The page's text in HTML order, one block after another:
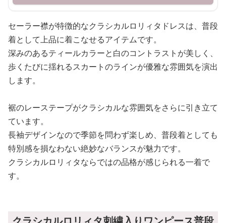
セーラー襟が特徴的なクラシカルロリィタドレスは、普段
着として上品に着こなせるアイテムです。
深みのあるティールカラーと白のコントラストが美しく、
歩くたびに揺れるスカートのラインが優雅な雰囲気を演出
します。
裾のレーステープがクラシカルな雰囲気をさらに引き立て
ています。
長袖デザインなので季節を問わず楽しめ、普段着としても
特別感を損なわない絶妙なバランスが魅力です。
クラシカルロリィタならではの品格が感じられる一着で
す。